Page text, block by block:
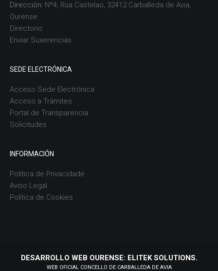
Dirección: Nº4, Rúa Castelao, 32412 Carballeda de Avia,
Ourense
Directorio
Enviar Suxerencias
SEDE ELECTRÓNICA
Acceso Sede Electrónica
Acceso a Trámites
Portal de Transparencia
Solicitudes
INFORMACIÓN
Política de Privacidade
Aviso Legal
Política de Cookies
DESARROLLO WEB OURENSE: ELITEK SOLUTIONS.
WEB OFICIAL CONCELLO DE CARBALLEDA DE AVIA